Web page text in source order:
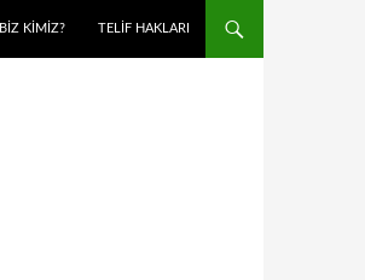
BIZ KIMIZ? TELIF HAKLARI